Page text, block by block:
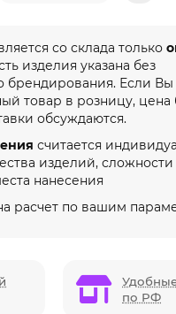
со склада только
изделия указана без
брендирования. Если Вы
товар в розницу, цена
обсуждаются.
считается
изделий, сложности
нанесения
расчет по вашим
по РФ